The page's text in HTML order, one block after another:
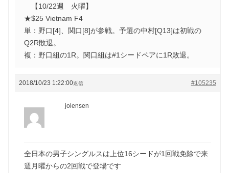
【10/22週 火曜】
★$25 Vietnam F4
単：野口[4]、関口[8]が参戦。予選の中村[Q13]は初戦の
Q2R敗退。
複：野口組の1R。関口組は#1シードペアに1R敗退。
2018/10/23 1:22:00 #105235
返信
jolensen
全日本の男子シングルスは上位16シードが1回戦免除で来
週月曜からの2回戦で登場です